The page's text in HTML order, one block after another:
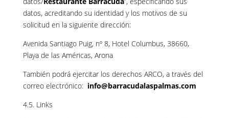
datos, acreditando su identidad y los motivos de su
solicitud en la siguiente dirección:
Avenida Santiago Puig, nº 8, Hotel Columbus, 38660,
Playa de las Américas, Arona
También podrá ejercitar los derechos ARCO, a través del
correo electrónico: info@barracudalaspalmas.com
4.5. Links